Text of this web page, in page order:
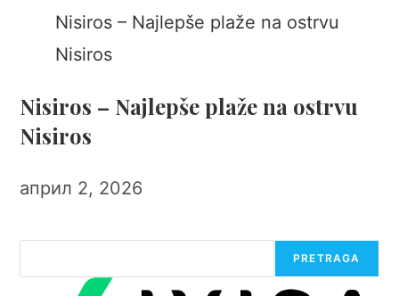
Nisiros – Najlepše plaže na ostrvu
Nisiros
април 2, 2026
PRETRAGA